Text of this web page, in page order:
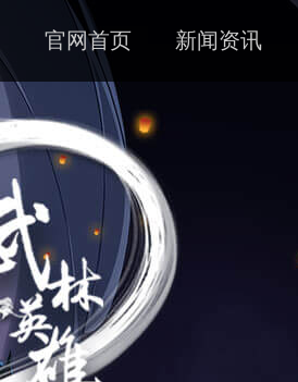
官网首页 新闻资讯
公告
资料
下载